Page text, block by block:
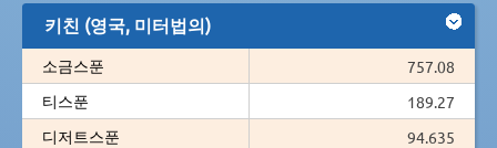
키친 (영국, 미터법의)
소금스푼
757.08
티스푼
189.27
디저트스푼
94.635